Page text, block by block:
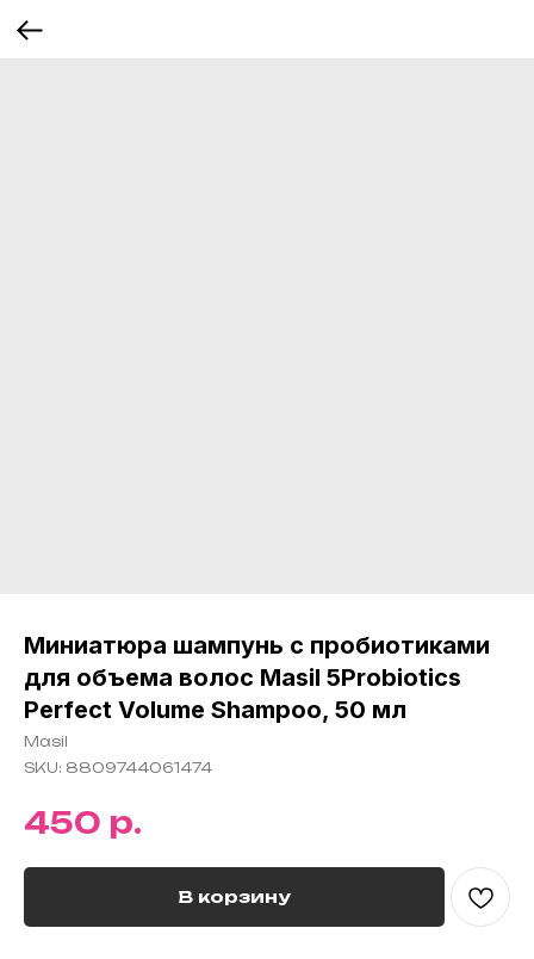
Миниатюра шампунь с пробиотиками
для объема волос Masil 5Probiotics
Perfect Volume Shampoo, 50 мл
Masil
SKU: 8809744061474
450 р.
В корзину